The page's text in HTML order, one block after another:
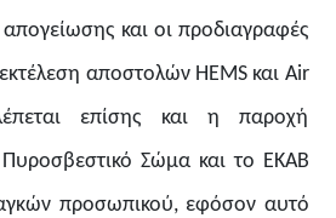
απογείωσης και οι προδιαγραφές
εκτέλεση αποστολών HEMS και Air
επίσης και η παροχή
Σώμα και το ΕΚΑΒ
προσωπικού, εφόσον αυτό